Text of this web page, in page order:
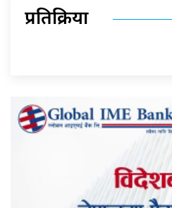
प्रतिक्रिया